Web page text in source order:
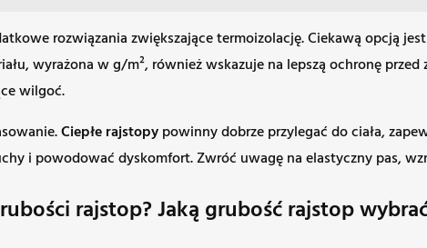
rozwiązania zwiększające termoizolację. Ciekawą opcją
wyrażona w g/m², również wskazuje na lepszą ochronę
wilgoć.
Ciepłe rajstopypowinny dobrze przylegać do ciała,
i powodować dyskomfort. Zwróć uwagę na elastyczny pas,
rajstop? Jaką grubość rajstop